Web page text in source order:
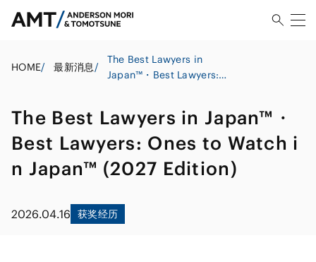
HOME/ 最新消息/
The Best Lawyers in
Japan™・Best Lawyers:
The Best Lawyers in Japan™・
Best Lawyers: Ones to Watch i
n Japan™ (2027 Edition)
2026.04.16 获奖经历